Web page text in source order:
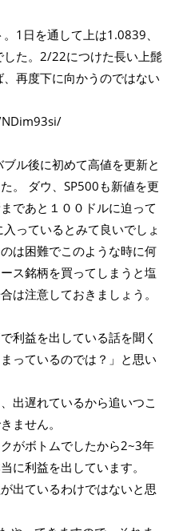
1日を通して上は1.0839、
た。2/22につけた長い上髭
再度下に向かうのではない
ル後に初めて高値を更新と
。 ダウ、SP500も新値を更
であと１００ドルに迫って
っているとみて良いでしょ
は困難でこのような時に何
ス銘柄を買ってしまうと塩
は注意しておきましょう。
利益を出している話を聞く
っているのでは？」と思い
出遅れているから追いつこ
ません。
がボトムでしたから2~3年
に利益を出しています。
出ているわけではないと思